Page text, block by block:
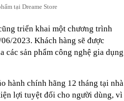
tại Dreame Store
triển khai một chương trình
2023. Khách hàng sẽ được
các sản phẩm công nghệ gia dụng
hành chính hãng 12 tháng tại nhà
lợi tuyệt đối cho người dùng, vì